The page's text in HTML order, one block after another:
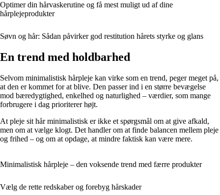
Optimer din hårvaskerutine og få mest muligt ud af dine
hårplejeprodukter
Søvn og hår: Sådan påvirker god restitution hårets styrke og glans
En trend med holdbarhed
Selvom minimalistisk hårpleje kan virke som en trend, peger meget på,
at den er kommet for at blive. Den passer ind i en større bevægelse
mod bæredygtighed, enkelhed og naturlighed – værdier, som mange
forbrugere i dag prioriterer højt.
At pleje sit hår minimalistisk er ikke et spørgsmål om at give afkald,
men om at vælge klogt. Det handler om at finde balancen mellem pleje
og frihed – og om at opdage, at mindre faktisk kan være mere.
Minimalistisk hårpleje – den voksende trend med færre produkter
Vælg de rette redskaber og forebyg hårskader